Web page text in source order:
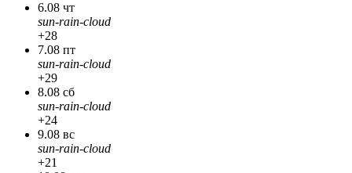
6.08 чт
sun-rain-cloud
+28
7.08 пт
sun-rain-cloud
+29
8.08 сб
sun-rain-cloud
+24
9.08 вс
sun-rain-cloud
+21